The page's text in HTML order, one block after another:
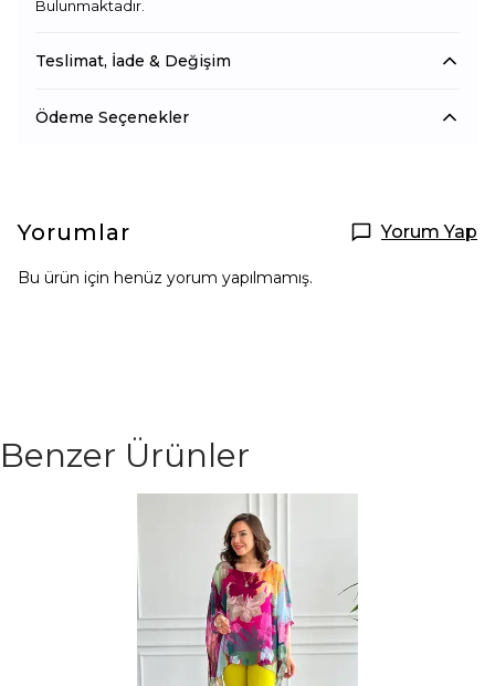
Bulunmaktadır.
Teslimat, İade & Değişim
Ödeme Seçenekler
Yorumlar Yorum Yap
Bu ürün için henüz yorum yapılmamış.
Benzer Ürünler